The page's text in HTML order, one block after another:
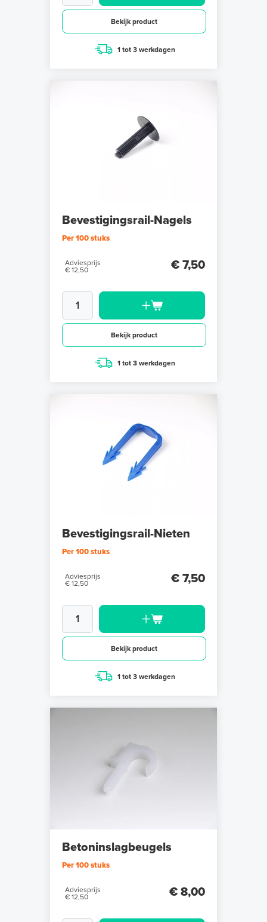
Bekijk product
1 tot 3 werkdagen
Bevestigingsrail-Nagels
Per 100 stuks
Adviesprijs
€ 12,50
€ 7,50
Bekijk product
1 tot 3 werkdagen
Bevestigingsrail-Nieten
Per 100 stuks
Adviesprijs
€ 12,50
€ 7,50
Bekijk product
1 tot 3 werkdagen
Betoninslagbeugels
Per 100 stuks
Adviesprijs
€ 12,50
€ 8,00